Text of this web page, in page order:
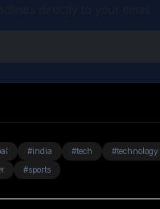
#india #tech #technology
#sports